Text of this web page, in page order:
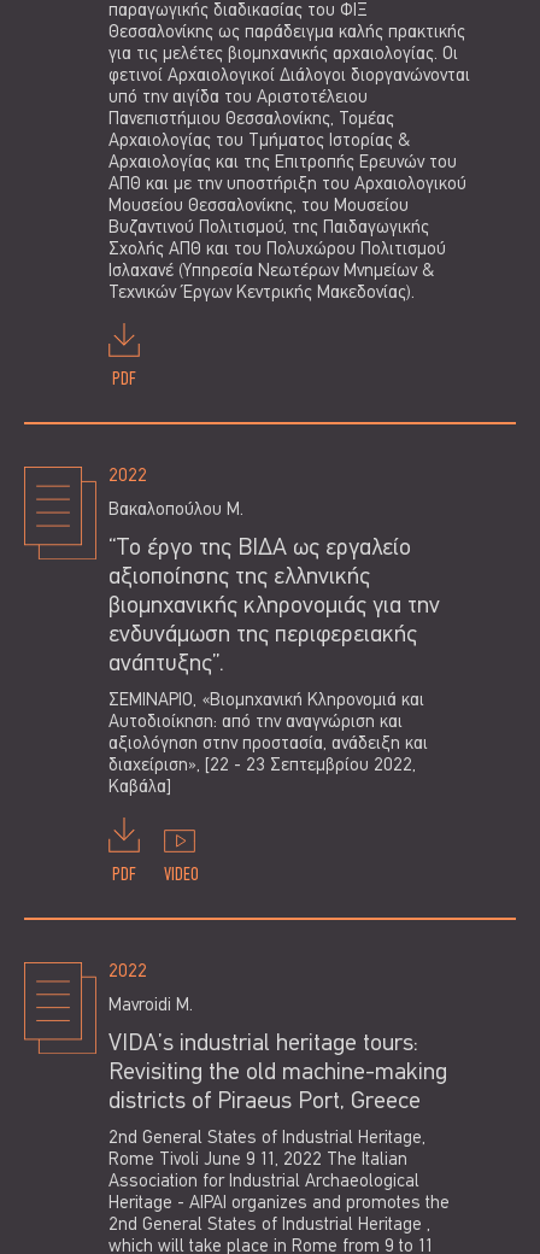
παραγωγικής διαδικασίας του ΦΙΞ
Θεσσαλονίκης ως παράδειγμα καλής πρακτικής
για τις μελέτες βιομηχανικής αρχαιολογίας. Οι
φετινοί Αρχαιολογικοί Διάλογοι διοργανώνονται
υπό την αιγίδα του Αριστοτέλειου
Πανεπιστήμιου Θεσσαλονίκης, Τομέας
Αρχαιολογίας του Τμήματος Ιστορίας &
Αρχαιολογίας και της Επιτροπής Ερευνών του
ΑΠΘ και με την υποστήριξη του Αρχαιολογικού
Μουσείου Θεσσαλονίκης, του Μουσείου
Βυζαντινού Πολιτισμού, της Παιδαγωγικής
Σχολής ΑΠΘ και του Πολυχώρου Πολιτισμού
Ισλαχανέ (Υπηρεσία Νεωτέρων Μνημείων &
Τεχνικών Έργων Κεντρικής Μακεδονίας).
PDF
2022
Βακαλοπούλου Μ.
“Το έργο της ΒΙΔΑ ως εργαλείο
αξιοποίησης της ελληνικής
βιομηχανικής κληρονομιάς για την
ενδυνάμωση της περιφερειακής
ανάπτυξης”.
ΣΕΜΙΝΑΡΙΟ, «Βιομηχανική Κληρονομιά και
Αυτοδιοίκηση: από την αναγνώριση και
αξιολόγηση στην προστασία, ανάδειξη και
διαχείριση», [22 - 23 Σεπτεμβρίου 2022,
Καβάλα]
PDF VIDEO
2022
Mavroidi M.
VIDA’s industrial heritage tours:
Revisiting the old machine-making
districts of Piraeus Port, Greece
2nd General States of Industrial Heritage,
Rome Tivoli June 9 11, 2022 The Italian
Association for Industrial Archaeological
Heritage - AIPAI organizes and promotes the
2nd General States of Industrial Heritage ,
which will take place in Rome from 9 to 11